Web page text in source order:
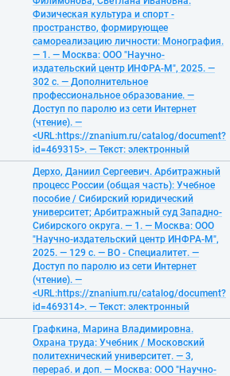
Физическая культура и спорт -
пространство, формирующее
самореализацию личности: Монография.
— 1. — Москва: ООО "Научно-
издательский центр ИНФРА-М", 2025. —
302 с. — Дополнительное
профессиональное образование. —
Доступ по паролю из сети Интернет
(чтение). —
<URL:https://znanium.ru/catalog/document?
id=469315>. — Текст: электронный
Дерхо, Даниил Сергеевич. Арбитражный
процесс России (общая часть): Учебное
пособие / Сибирский юридический
университет; Арбитражный суд Западно-
Сибирского округа. — 1. — Москва: ООО
"Научно-издательский центр ИНФРА-М",
2025. — 129 с. — ВО - Специалитет. —
Доступ по паролю из сети Интернет
(чтение). —
<URL:https://znanium.ru/catalog/document?
id=469314>. — Текст: электронный
Графкина, Марина Владимировна.
Охрана труда: Учебник / Московский
политехнический университет. — 3,
перераб. и доп. — Москва: ООО "Научно-